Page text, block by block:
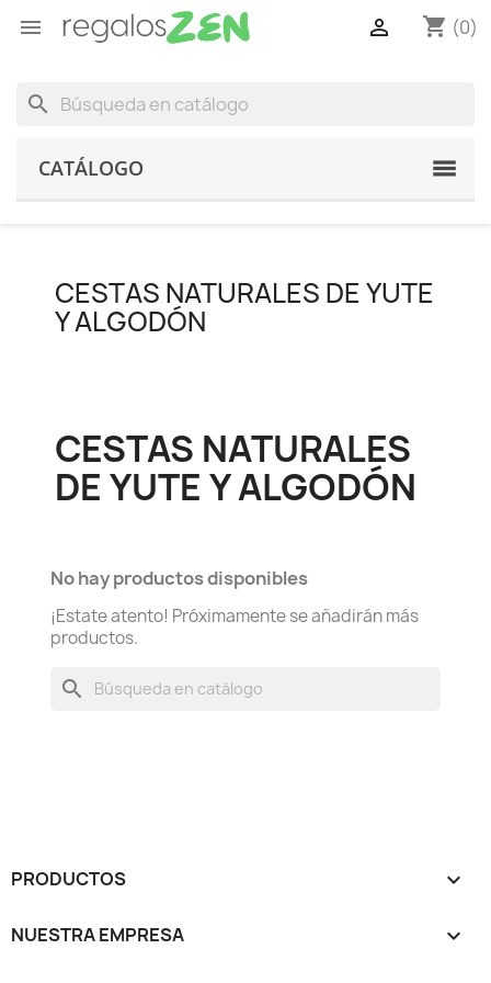
 shopping_cart (0)

search
CATÁLOGO
CESTAS NATURALES DE YUTE
Y ALGODÓN
CESTAS NATURALES
DE YUTE Y ALGODÓN
No hay productos disponibles
¡Estate atento! Próximamente se añadirán más
productos.
search
PRODUCTOS 
NUESTRA EMPRESA 